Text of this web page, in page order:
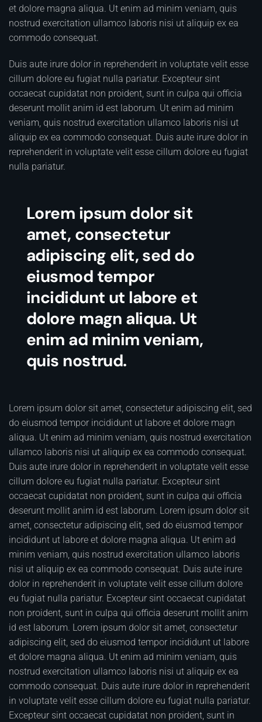
et dolore magna aliqua. Ut enim ad minim veniam, quis
nostrud exercitation ullamco laboris nisi ut aliquip ex ea
commodo consequat.
Duis aute irure dolor in reprehenderit in voluptate velit esse
cillum dolore eu fugiat nulla pariatur. Excepteur sint
occaecat cupidatat non proident, sunt in culpa qui officia
deserunt mollit anim id est laborum. Ut enim ad minim
veniam, quis nostrud exercitation ullamco laboris nisi ut
aliquip ex ea commodo consequat. Duis aute irure dolor in
reprehenderit in voluptate velit esse cillum dolore eu fugiat
nulla pariatur.
Lorem ipsum dolor sit
amet, consectetur
adipiscing elit, sed do
eiusmod tempor
incididunt ut labore et
dolore magn aliqua. Ut
enim ad minim veniam,
quis nostrud.
Lorem ipsum dolor sit amet, consectetur adipiscing elit, sed
do eiusmod tempor incididunt ut labore et dolore magn
aliqua. Ut enim ad minim veniam, quis nostrud exercitation
ullamco laboris nisi ut aliquip ex ea commodo consequat.
Duis aute irure dolor in reprehenderit in voluptate velit esse
cillum dolore eu fugiat nulla pariatur. Excepteur sint
occaecat cupidatat non proident, sunt in culpa qui officia
deserunt mollit anim id est laborum. Lorem ipsum dolor sit
amet, consectetur adipiscing elit, sed do eiusmod tempor
incididunt ut labore et dolore magna aliqua. Ut enim ad
minim veniam, quis nostrud exercitation ullamco laboris
nisi ut aliquip ex ea commodo consequat. Duis aute irure
dolor in reprehenderit in voluptate velit esse cillum dolore
eu fugiat nulla pariatur. Excepteur sint occaecat cupidatat
non proident, sunt in culpa qui officia deserunt mollit anim
id est laborum. Lorem ipsum dolor sit amet, consectetur
adipiscing elit, sed do eiusmod tempor incididunt ut labore
et dolore magna aliqua. Ut enim ad minim veniam, quis
nostrud exercitation ullamco laboris nisi ut aliquip ex ea
commodo consequat. Duis aute irure dolor in reprehenderit
in voluptate velit esse cillum dolore eu fugiat nulla pariatur.
Excepteur sint occaecat cupidatat non proident, sunt in